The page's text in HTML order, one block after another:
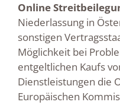
Online
Niederlassung in
sonstigen
Möglichkeit bei
entgeltlichen Kaufs
Dienstleistungen die
Europäischen